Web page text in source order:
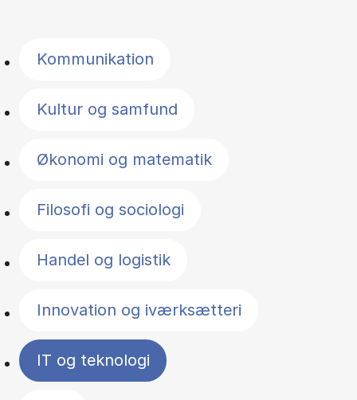
Kommunikation
Kultur og samfund
Økonomi og matematik
Filosofi og sociologi
Handel og logistik
Innovation og iværksætteri
IT og teknologi